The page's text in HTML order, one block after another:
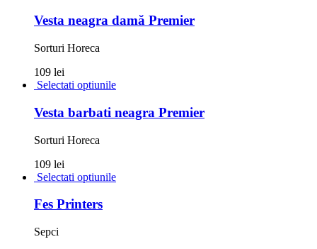
Vesta neagra damă Premier
Sorturi Horeca
109 lei
Selectati optiunile
Vesta barbati neagra Premier
Sorturi Horeca
109 lei
Selectati optiunile
Fes Printers
Sepci